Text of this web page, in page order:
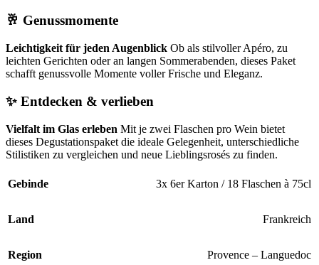
🥂 Genussmomente
Leichtigkeit für jeden Augenblick Ob als stilvoller Apéro, zu
leichten Gerichten oder an langen Sommerabenden, dieses Paket
schafft genussvolle Momente voller Frische und Eleganz.
✨ Entdecken & verlieben
Vielfalt im Glas erleben Mit je zwei Flaschen pro Wein bietet
dieses Degustationspaket die ideale Gelegenheit, unterschiedliche
Stilistiken zu vergleichen und neue Lieblingsrosés zu finden.
Gebinde 3x 6er Karton / 18 Flaschen à 75cl
Land Frankreich
Region Provence – Languedoc